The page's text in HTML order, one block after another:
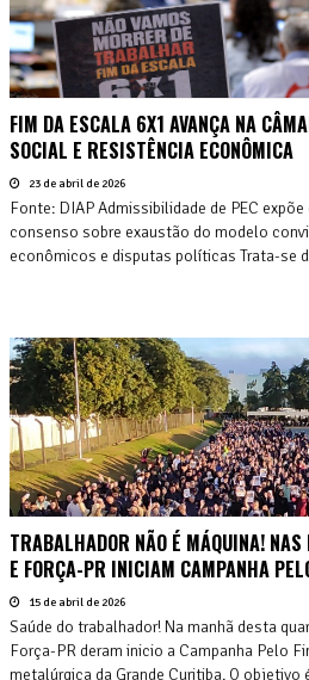
FIM DA ESCALA 6X1 AVANÇA NA
SOCIAL E RESISTÊNCIA ECONÔMICA
23 de abril de 2026
Fonte: DIAP Admissibilidade de PEC
consenso sobre exaustão do modelo
econômicos e disputas políticas Trata-se
TRABALHADOR NÃO É MÁQUINA!
E FORÇA-PR INICIAM CAMPANHA
15 de abril de 2026
Saúde do trabalhador! Na manhã desta
Força-PR deram inicio a Campanha Pelo
metalúrgica da Grande Curitiba. O objetivo